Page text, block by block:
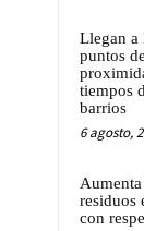
Llegan a
puntos
tiempos
barrios
6 agosto,
residuos
con